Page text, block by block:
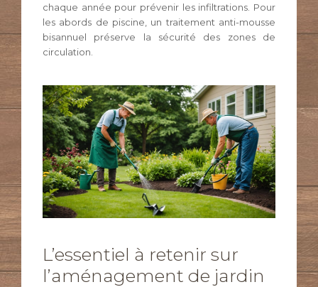
chaque année pour prévenir les infiltrations. Pour
les abords de piscine, un traitement anti-mousse
bisannuel préserve la sécurité des zones de
circulation.
L’essentiel à retenir sur
l’aménagement de jardin